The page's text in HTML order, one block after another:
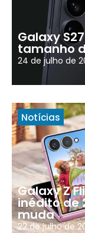
Galaxy
tamanho
24 de julho de
Notícias
Galaxy Z
inédito de
muda
22 de julho de